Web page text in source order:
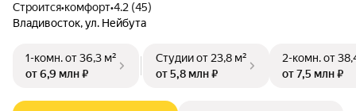
Строится•комфорт•4.2 (45)
Владивосток, ул. Нейбута
1-комн.от 36,3 м²
от 6,9 млн ₽
Студииот 23,8 м²
от 5,8 млн ₽
2-комн.от
от 7,5 млн ₽